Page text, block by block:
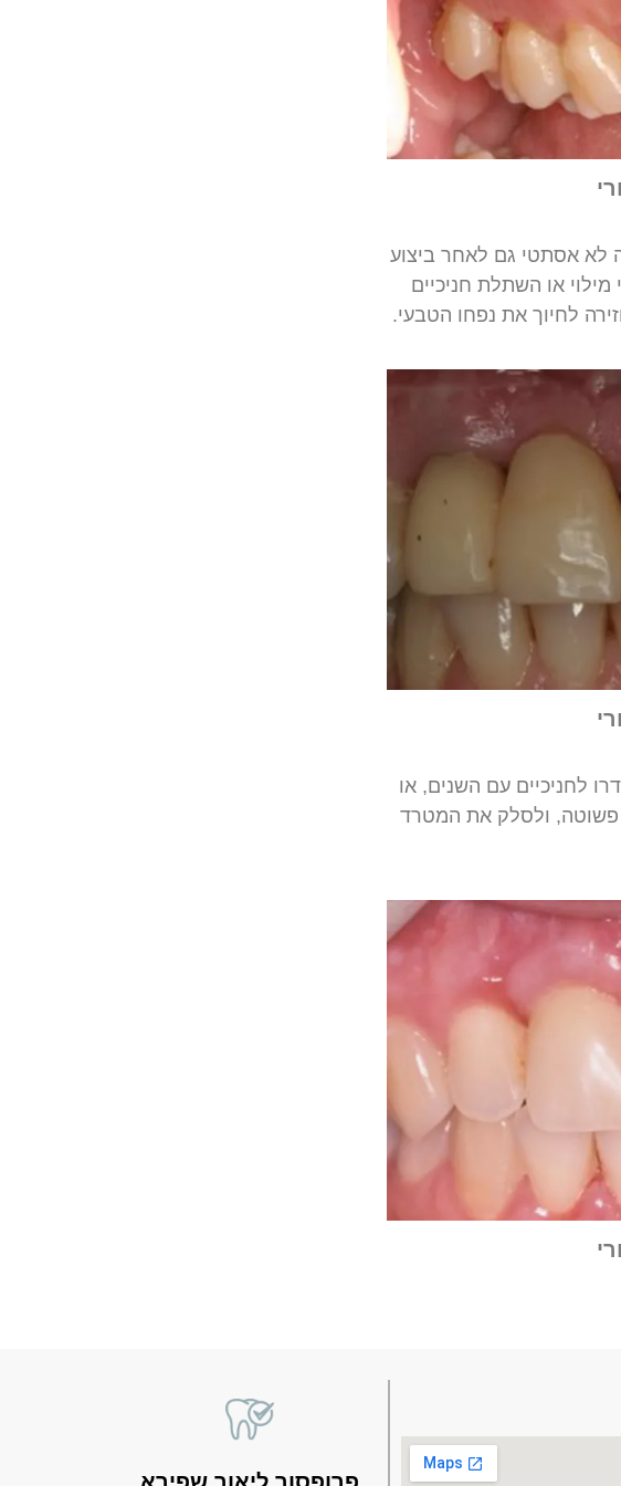
לא אסתטי גם לאחר ביצוע
מילוי או השתלת חניכיים
לחיוך את נפחו הטבעי.
לחניכיים עם השנים, או
פשוטה, ולסלק את המטרד